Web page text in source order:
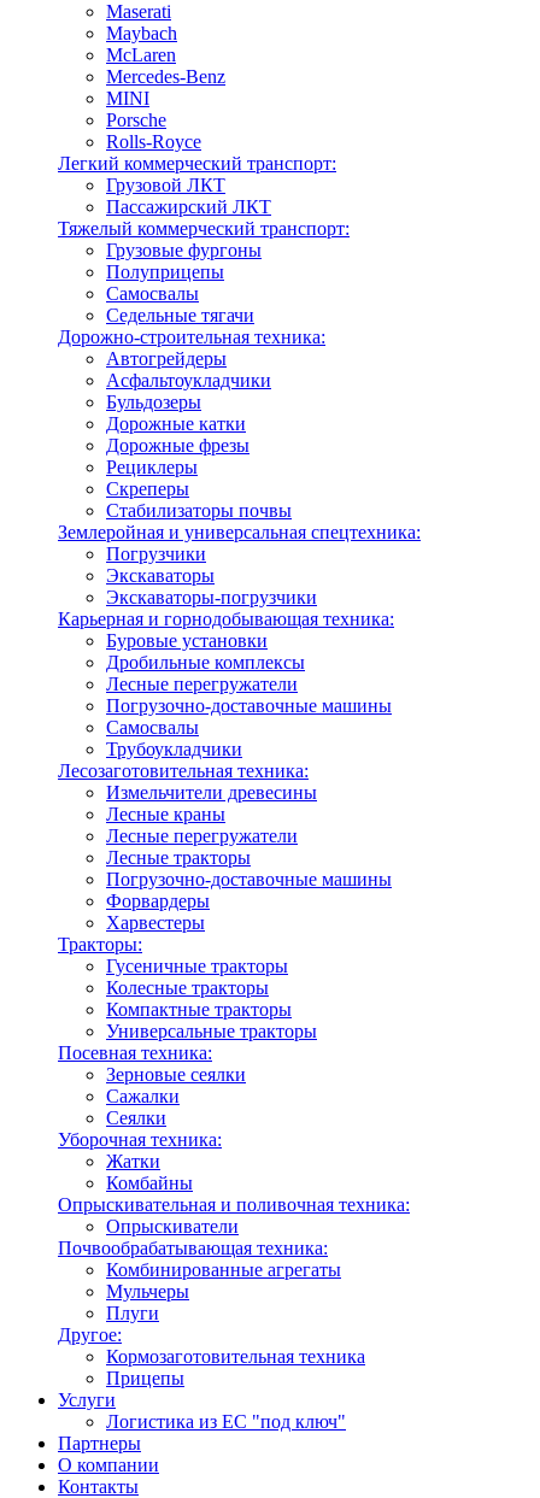
Maserati
Maybach
McLaren
Mercedes-Benz
MINI
Porsche
Rolls-Royce
Легкий коммерческий транспорт:
Грузовой ЛКТ
Пассажирский ЛКТ
Тяжелый коммерческий транспорт:
Грузовые фургоны
Полуприцепы
Самосвалы
Седельные тягачи
Дорожно-строительная техника:
Автогрейдеры
Асфальтоукладчики
Бульдозеры
Дорожные катки
Дорожные фрезы
Рециклеры
Скреперы
Стабилизаторы почвы
Землеройная и универсальная спецтехника:
Погрузчики
Экскаваторы
Экскаваторы-погрузчики
Карьерная и горнодобывающая техника:
Буровые установки
Дробильные комплексы
Лесные перегружатели
Погрузочно-доставочные машины
Самосвалы
Трубоукладчики
Лесозаготовительная техника:
Измельчители древесины
Лесные краны
Лесные перегружатели
Лесные тракторы
Погрузочно-доставочные машины
Форвардеры
Харвестеры
Тракторы:
Гусеничные тракторы
Колесные тракторы
Компактные тракторы
Универсальные тракторы
Посевная техника:
Зерновые сеялки
Сажалки
Сеялки
Уборочная техника:
Жатки
Комбайны
Опрыскивательная и поливочная техника:
Опрыскиватели
Почвообрабатывающая техника:
Комбинированные агрегаты
Мульчеры
Плуги
Другое:
Кормозаготовительная техника
Прицепы
Услуги
Логистика из ЕС "под ключ"
Партнеры
О компании
Контакты